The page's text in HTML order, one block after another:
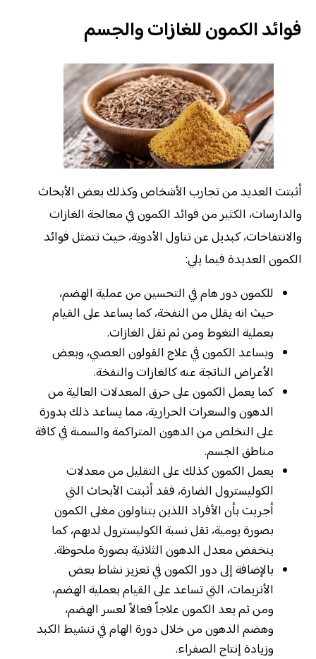
فوائد الكمون للغازات والجسم
أثبتت العديد من تجارب الأشخاص وكذلك بعض الأبحاث
والدارسات، الكثير من فوائد الكمون في معالجة الغازات
والانتفاخات، كبديل عن تناول الأدوية، حيث تتمثل فوائد
الكمون العديدة فيما يلي:
للكمون دور هام في التحسين من عملية الهضم،
حيث انه يقلل من النفخة، كما يساعد على القيام
بعملية التغوط ومن ثم تقل الغازات.
ويساعد الكمون في علاج القولون العصبي، وبعض
الأعراض الناتجة عنه كالغازات والنفخة.
كما يعمل الكمون على حرق المعدلات العالية من
الدهون والسعرات الحرارية، مما يساعد ذلك بدورة
على التخلص من الدهون المتراكمة والسمنة في كافة
مناطق الجسم.
يعمل الكمون كذلك على التقليل من معدلات
الكوليسترول الضارة، فقد أثبتت الأبحاث التي
أجريت بأن الأفراد اللذين يتناولون مغلى الكمون
بصورة يومية، تقل نسبة الكوليسترول لديهم، كما
ينخفض معدل الدهون الثلاثية بصورة ملحوظة.
بالإضافة إلى دور الكمون في تعزيز نشاط بعض
الأنزيمات، التي تساعد على القيام بعملية الهضم،
ومن ثم يعد الكمون علاجاً فعالاً لعسر الهضم،
وهضم الدهون من خلال دورة الهام في تنشيط الكبد
وزيادة إنتاج الصفراء.